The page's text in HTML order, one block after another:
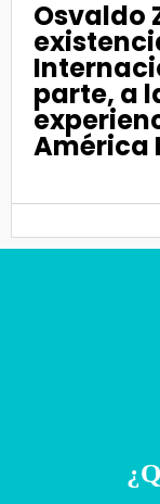
Osvaldo
parte, a
América